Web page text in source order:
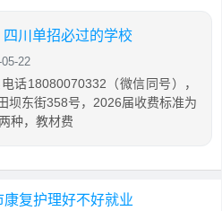
川单招必过的学校
22
话18080070332（微信同号），
坝东街358号，2026届收费标准为
种，教材费
康复护理好不好就业